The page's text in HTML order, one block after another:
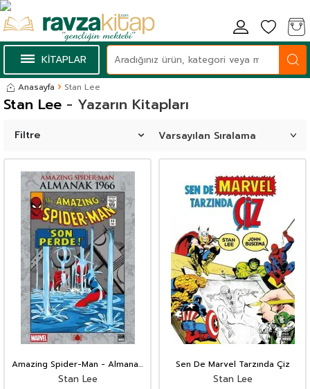
KİTAPLAR
Anasayfa Stan Lee
- Yazarın Kitapları
Stan Lee
Filtre
Amazing Spider-Man - Almanak
1966
Stan Lee
Sen De Marvel Tarzında Çiz
Stan Lee